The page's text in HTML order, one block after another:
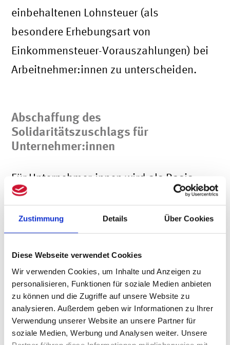
Zustimmung Details Über Cookies
Diese Webseite verwendet Cookies
Wir verwenden Cookies, um Inhalte und Anzeigen zu
personalisieren, Funktionen für soziale Medien anbieten
zu können und die Zugriffe auf unsere Website zu
analysieren. Außerdem geben wir Informationen zu Ihrer
Verwendung unserer Website an unsere Partner für
soziale Medien, Werbung und Analysen weiter. Unsere
einbehaltenen Lohnsteuer (als
besondere Erhebungsart von
Einkommensteuer-Vorauszahlungen) bei
Arbeitnehmer:innen zu unterscheiden.
Abschaffung des
Solidaritätszuschlags für
Unternehmer:innen
Für Unternehmer:innen wird als Basis
der Vorauszahlungshöhe 2021
regelmäßig der letzte
Einkommensteuerbescheid (häufig für
2019) herangezogen werden. Lag Ihr
Einkommen 2019 über den genannten
Freigrenzen, wird das Finanzamt auch für
2021 den Solidaritätszuschlag in Ihren
Vorauszahlungen berücksichtigen.